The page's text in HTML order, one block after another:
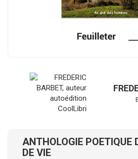
ANTHOLOGIE POETIQUE
DE VIE